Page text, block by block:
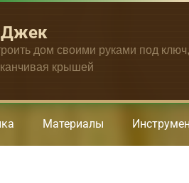
Джек
дом своими руками под
крышей
Материалы